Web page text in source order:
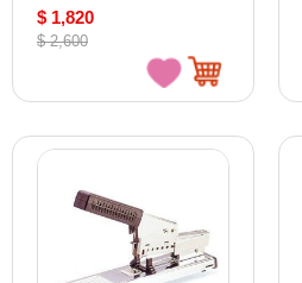
$ 1,820
$ 2,600